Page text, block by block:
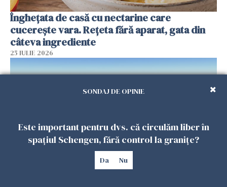
Înghețata de casă cu nectarine care
cucerește vara. Rețeta fără aparat, gata din
câteva ingrediente
25 IULIE 2026
SONDAJ DE OPINIE
Este important pentru dvs. că circulăm liber în
spațiul Schengen, fără control la granițe?
Da Nu